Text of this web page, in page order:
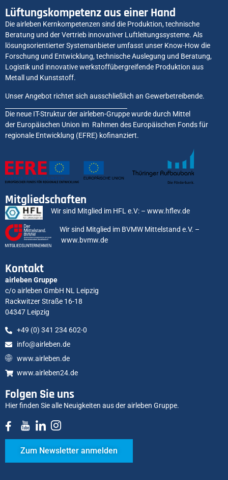
Lüftungskompetenz aus einer Hand
Die airleben Kernkompetenzen sind die Produktion, technische
Beratung und der Vertrieb innovativer Luftleitungssysteme. Als
lösungsorientierter Systemanbieter umfasst unser Know-How die
Forschung und Entwicklung, technische Auslegung und Beratung,
Logistik und innovative werkstoffübergreifende Produktion aus
Metall und Kunststoff.
Unser Angebot richtet sich ausschließlich an Gewerbetreibende.
Die neue IT-Struktur der airleben-Gruppe wurde durch Mittel
der Europäischen Union im Rahmen des Europäischen Fonds für
regionale Entwicklung (EFRE) kofinanziert.
Mitgliedschaften
Wir sind Mitglied im HFL e.V: – www.hflev.de
Wir sind Mitglied im BVMW Mittelstand e.V. –
www.bvmw.de
Kontakt
airleben Gruppe
c/o airleben GmbH NL Leipzig
Rackwitzer Straße 16-18
04347 Leipzig
+49 (0) 341 234 602-0
info@airleben.de
www.airleben.de
www.airleben24.de
Folgen Sie uns
Hier finden Sie alle Neuigkeiten aus der airleben Gruppe.
Zum Newsletter anmelden